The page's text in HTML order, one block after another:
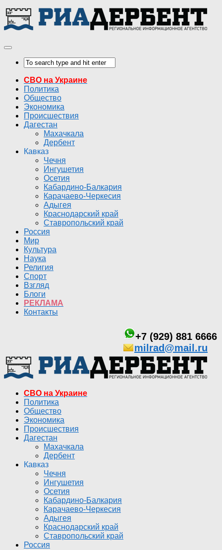
СВО на Украине
Политика
Общество
Экономика
Происшествия
Дагестан
Махачкала
Дербент
Кавказ
Чечня
Ингушетия
Осетия
Кабардино-Балкария
Карачаево-Черкесия
Адыгея
Краснодарский край
Ставропольский край
Россия
Мир
Культура
Наука
Религия
Спорт
Взгляд
Блоги
РЕКЛАМА
Контакты
+7 (929) 881 6666
milrad@mail.ru
СВО на Украине
Политика
Общество
Экономика
Происшествия
Дагестан
Махачкала
Дербент
Кавказ
Чечня
Ингушетия
Осетия
Кабардино-Балкария
Карачаево-Черкесия
Адыгея
Краснодарский край
Ставропольский край
Россия